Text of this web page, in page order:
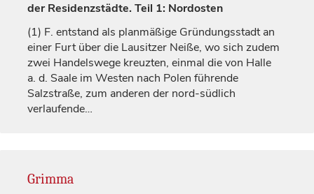
der Residenzstädte. Teil 1: Nordosten
(1) F. entstand als planmäßige Gründungsstadt an
einer Furt über die Lausitzer Neiße, wo sich zudem
zwei Handelswege kreuzten, einmal die von Halle
a. d. Saale im Westen nach Polen führende
Salzstraße, zum anderen der nord-südlich
verlaufende…
Grimma